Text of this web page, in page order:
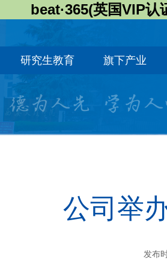
beat·365(英国VIP
研究生教育 旗下产业
公司举
发布